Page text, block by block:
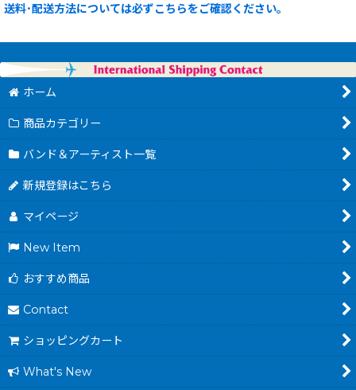
送料･配送方法については必ずこちらをご確認ください。
ホーム
商品カテゴリー
バンド＆アーティスト一覧
新規登録はこちら
マイページ
New Item
おすすめ商品
Contact
ショッピングカート
What's New